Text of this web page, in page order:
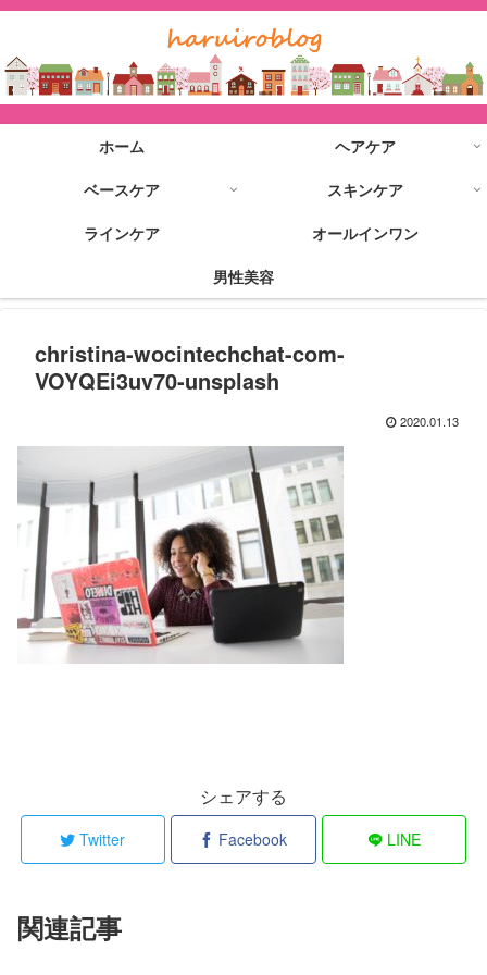
ホーム
ヘアケア
ベースケア
スキンケア
ラインケア
オールインワン
男性美容
christina-wocintechchat-com-
VOYQEi3uv70-unsplash
2020.01.13
シェアする
Twitter Facebook LINE
関連記事